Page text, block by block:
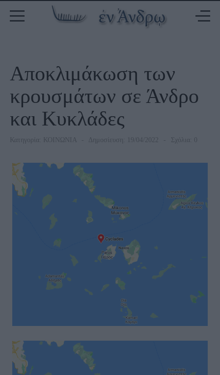
Αποκλιμάκωση των
κρουσμάτων σε Άνδρο
και Κυκλάδες
Κατηγορία: ΚΟΙΝΩΝΙΑ Δημοσίευση: 19/04/2022 Σχόλια: 0